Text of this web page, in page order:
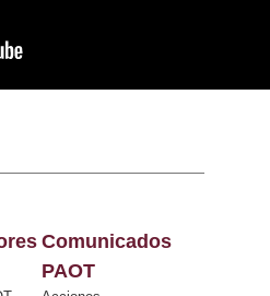
Comunicados
PAOT